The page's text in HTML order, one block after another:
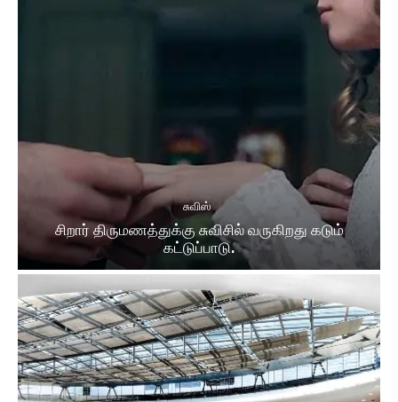
சுவிஸ்
சிறார் திருமணத்துக்கு சுவிசில் வருகிறது கடும்
கட்டுப்பாடு.